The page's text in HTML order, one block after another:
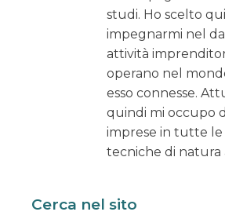
studi. Ho scelto
impegnarmi nel
attività
operano nel
esso connesse.
quindi mi occupo
imprese in tutte le
tecniche di natura
Cerca nel sito